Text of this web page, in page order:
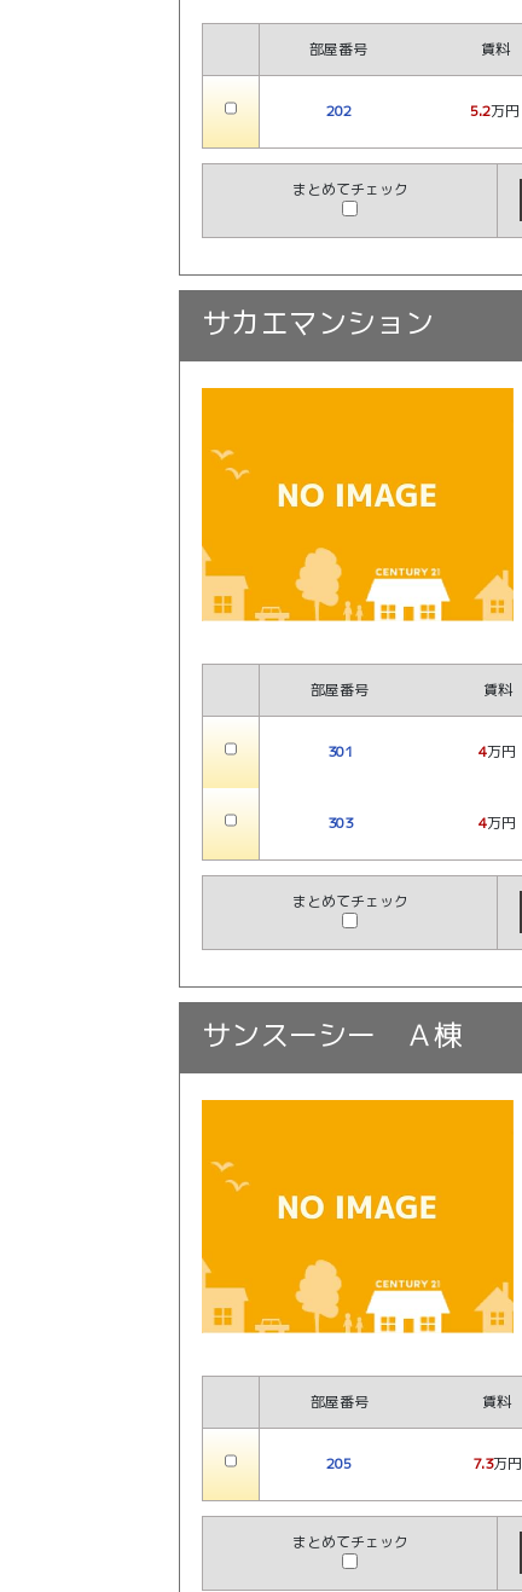
部屋番号 賃料
202 5.2万円
まとめてチェック
サカエマンション
部屋番号 賃料
301 4万円
303 4万円
まとめてチェック
サンスーシー Ａ棟
部屋番号 賃料
205 7.3万円
まとめてチェック